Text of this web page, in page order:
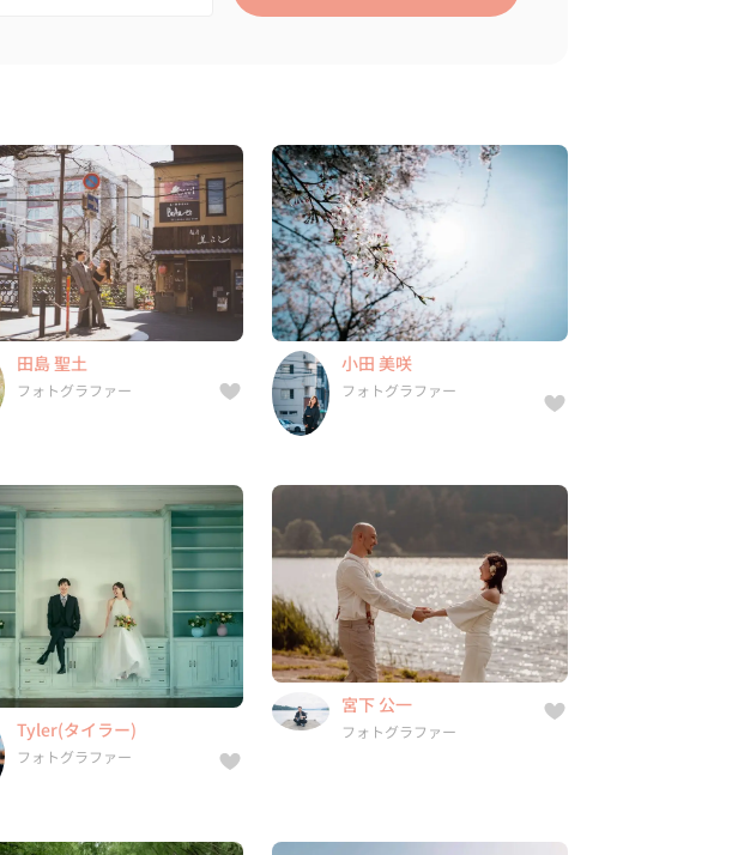
聖土
トグラファー
11件 5年
兵庫県, 北海道, 青森県, 岩手県,
...
田島 聖土
フォトグラファー
小田 美咲
フォトグラファー
1件 5年
-
広島県, 北海道, 青森県, 岩手県,
...
小田 美咲
フォトグラファー
タイラー)
トグラファー
2件 4年
兵庫県, 北海道, 青森県, 岩手県,
Tyler(タイラー)
フォトグラファー
宮下 公一
フォトグラファー
1件 8年
-
長野県, 東京都, 新潟県, 富山県,
...
宮下 公一
フォトグラファー